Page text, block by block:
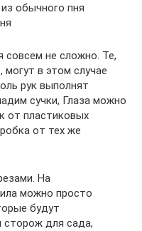
обычного пня
совсем не сложно. Те,
могут в этом случае
рук выполнят
сучки, Глаза можно
от пластиковых
от тех же
На
можно просто
будут
сторож для сада,